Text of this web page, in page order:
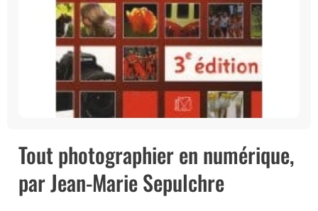
Tout photographier en numérique,
par Jean-Marie Sepulchre